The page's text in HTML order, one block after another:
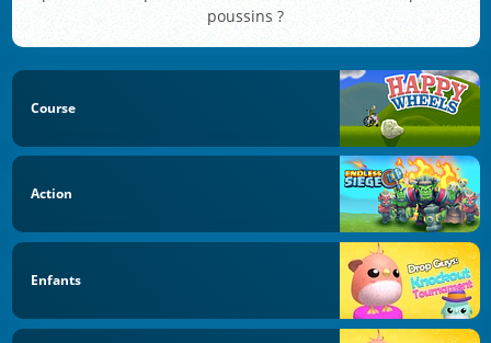
poussins ?
Course
Action
Enfants